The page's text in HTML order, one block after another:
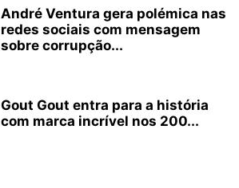
André Ventura gera polémica nas
redes sociais com mensagem
sobre corrupção...
Gout Gout entra para a história
com marca incrível nos 200...